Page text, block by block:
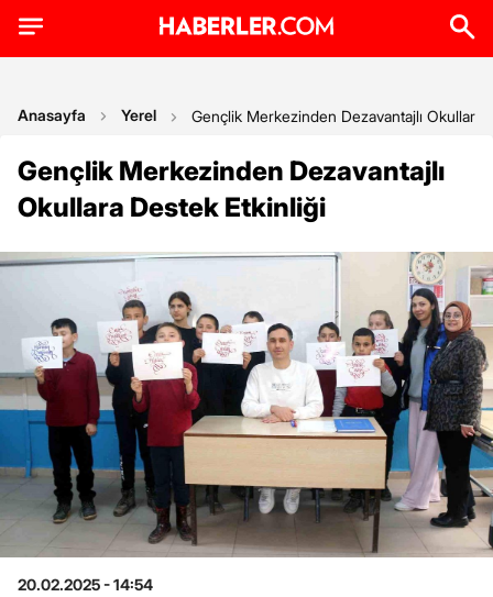
Anasayfa Yerel Gençlik Merkezinden Dezavantajlı Okullara
Gençlik Merkezinden Dezavantajlı
Okullara Destek Etkinliği
20.02.2025 - 14:54